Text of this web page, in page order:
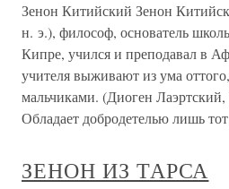
Зенон Китийский Зенон
н. э.), философ, основатель
Кипре, учился и преподавал в
учителя выживают из ума
мальчиками. (Диоген
Обладает добродетелью лишь
ЗЕНОН ИЗ ТАРСА